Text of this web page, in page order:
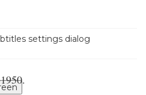
settings dialog